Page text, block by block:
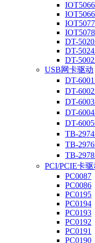
IOT5066
IOT5077
IOT5078
DT-
DT-
DT-
USB网卡驱动
DT-
DT-
DT-
DT-
DT-
TB-
TB-
TB-
PCI/PCIE卡驱
PC0087
PC0086
PC0195
PC0194
PC0193
PC0192
PC0191
PC0190